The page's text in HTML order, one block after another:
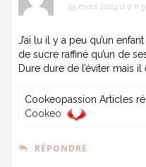
19 mars 2024 à 0 h
J’ai lu il y a peu qu’un
de sucre raffiné qu’un de
Dure dure de l’éviter mais
Cookeopassion Articles
Cookeo
RÉPONDRE